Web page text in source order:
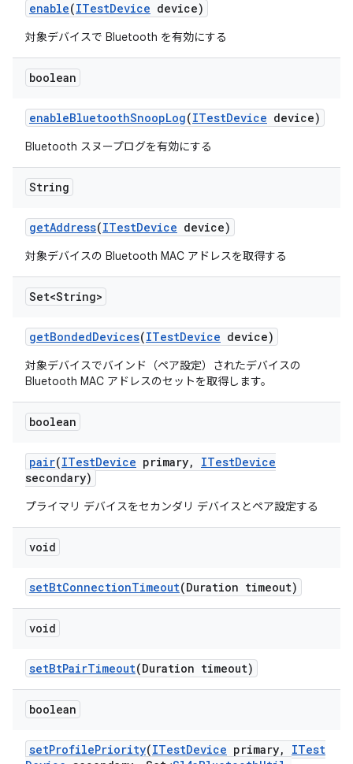
enable(ITestDevice device)
対象デバイスで Bluetooth を有効にする
boolean
enableBluetoothSnoopLog(ITestDevice device)
Bluetooth スヌープログを有効にする
String
getAddress(ITestDevice device)
対象デバイスの Bluetooth MAC アドレスを取得する
Set<String>
getBondedDevices(ITestDevice device)
対象デバイスでバインド（ペア設定）されたデバイスの
Bluetooth MAC アドレスのセットを取得します。
boolean
pair(ITestDevice primary, ITestDevice
secondary)
プライマリ デバイスをセカンダリ デバイスとペア設定する
void
setBtConnectionTimeout(Duration timeout)
void
setBtPairTimeout(Duration timeout)
boolean
setProfilePriority(ITestDevice primary,
ITest